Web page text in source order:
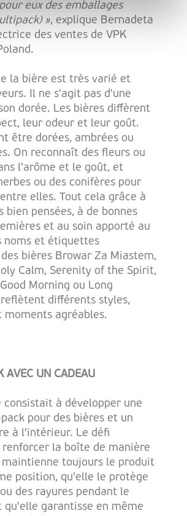
eux des emballages
», explique Bernadeta
des ventes de VPK
la bière est très varié et
Il ne s'agit pas d'une
dorée. Les bières diffèrent
leur odeur et leur goût.
être dorées, ambrées ou
On reconnaît des fleurs ou
l'arôme et le goût, et
ou des conifères pour
elles. Tout cela grâce à
bien pensées, à de bonnes
et au soin apporté au
noms et étiquettes
bières Browar Za Miastem,
Calm, Serenity of the Spirit,
Morning ou Long
reflètent différents styles,
moments agréables.
AVEC UN CADEAU
consistait à développer une
pour des bières et un
à l'intérieur. Le défi
la boîte de manière
maintienne toujours le produit
position, qu'elle le protège
des rayures pendant le
garantisse en même